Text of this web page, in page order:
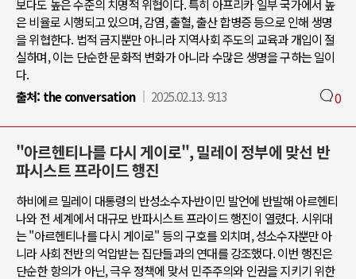
보다도 높은 수준의 치명적 위협이다. 특히 아프리카 일부 국가에서 높
은 비율로 시행되고 있으며, 감염, 출혈, 출산 합병증 등으로 인해 생명
을 위협한다. 법적 금지뿐만 아니라 지역사회 주도의 교육과 개입이 절
실하며, 이는 단순한 문화적 변화가 아니라 수많은 생명을 구하는 일이
다.
출처: the conversation 2025.02.13. 9:13 0
"아르헨티나를 다시 게이로", 밀레이 정부에 맞선 반
파시스트 프라이드 행진
하비에르 밀레이 대통령의 반성소수자·반이민 발언에 반발해 아르헨티
나와 전 세계에서 대규모 반파시스트 프라이드 행진이 열렸다. 시위대
는 "아르헨티나를 다시 게이로" 등의 구호를 외치며, 성소수자뿐만 아
니라 사회 전반의 억압받는 집단들과의 연대를 강조했다. 이번 행진은
단순한 항의가 아닌, 극우 정책에 맞서 민주주의와 인권을 지키기 위한